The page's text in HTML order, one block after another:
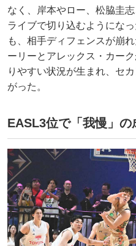
なく、岸本やロー、松脇圭
ライブで切り込むようにな
も、相手ディフェンスが崩
ーリーとアレックス・カー
りやすい状況が生まれ、セ
がった。
EASL3位で「我慢」の